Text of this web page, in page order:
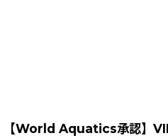
【World Aquatics承認】